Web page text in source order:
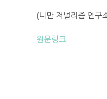
(니만 저널리즘 연구
원문링크